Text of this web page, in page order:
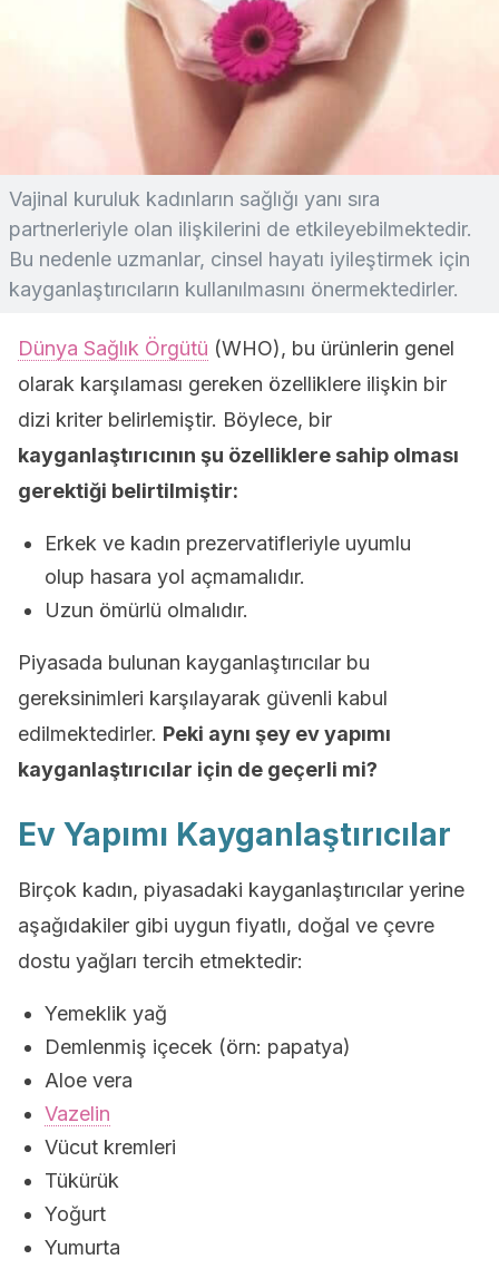
Vajinal kuruluk kadınların sağlığı yanı sıra
partnerleriyle olan ilişkilerini de etkileyebilmektedir.
Bu nedenle uzmanlar, cinsel hayatı iyileştirmek için
kayganlaştırıcıların kullanılmasını önermektedirler.
Dünya Sağlık Örgütü (WHO), bu ürünlerin genel
olarak karşılaması gereken özelliklere ilişkin bir
dizi kriter belirlemiştir. Böylece, bir
kayganlaştırıcının şu özelliklere sahip olması
gerektiği belirtilmiştir:
Erkek ve kadın prezervatifleriyle uyumlu
olup hasara yol açmamalıdır.
Uzun ömürlü olmalıdır.
Piyasada bulunan kayganlaştırıcılar bu
gereksinimleri karşılayarak güvenli kabul
edilmektedirler. Peki aynı şey ev yapımı
kayganlaştırıcılar için de geçerli mi?
Ev Yapımı Kayganlaştırıcılar
Birçok kadın, piyasadaki kayganlaştırıcılar yerine
aşağıdakiler gibi uygun fiyatlı, doğal ve çevre
dostu yağları tercih etmektedir:
Yemeklik yağ
Demlenmiş içecek (örn: papatya)
Aloe vera
Vazelin
Vücut kremleri
Tükürük
Yoğurt
Yumurta